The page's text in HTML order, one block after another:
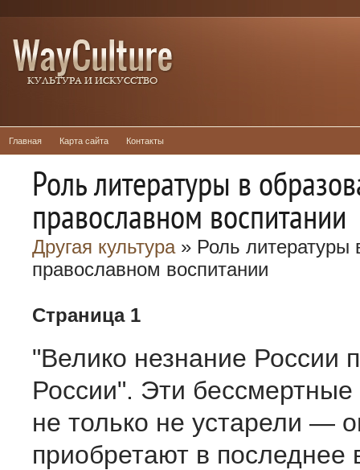
Главная Карта сайта Контакты
Роль литературы в
православном воспитании
Другая культура» Роль литературы
православном воспитании
Страница 1
"Велико незнание России
России". Эти бессмертные
не только не устарели —
приобретают в последнее